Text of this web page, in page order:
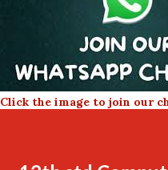
Click the image to join our